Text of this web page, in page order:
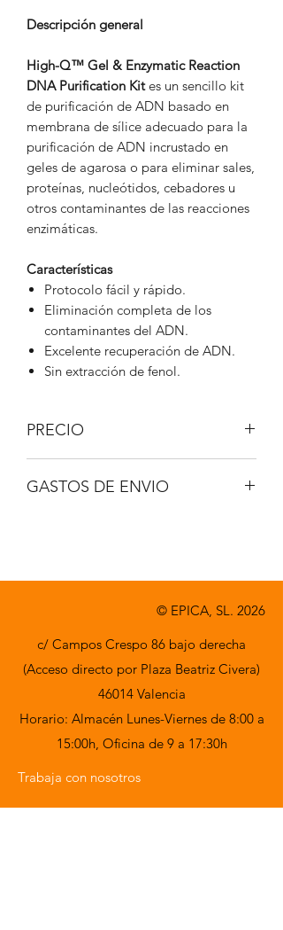
Descripción general
High-Q™ Gel & Enzymatic Reaction
DNA Purification Kites un sencillo kit
de purificación de ADN basado en
membrana de sílice adecuado para la
purificación de ADN incrustado en
geles de agarosa o para eliminar sales,
proteínas, nucleótidos, cebadores u
otros contaminantes de las reacciones
enzimáticas.
Características
Protocolo fácil y rápido.
Eliminación completa de los
contaminantes del ADN.
Excelente recuperación de ADN.
Sin extracción de fenol.
PRECIO
GASTOS DE ENVIO
© EPICA, SL. 2026
c/ Campos Crespo 86 bajo derecha
(Acceso directo por Plaza Beatriz Civera)
46014 Valencia
Horario: Almacén Lunes-Viernes de 8:00 a
15:00h, Oficina de 9 a 17:30h
Trabaja con nosotros